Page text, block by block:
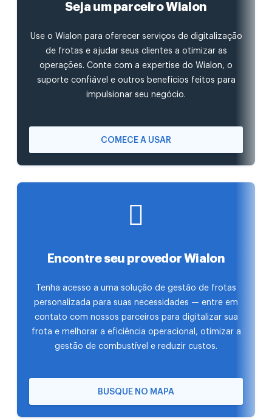
Seja um parceiro Wialon
Use o Wialon para oferecer serviços de digitalização
de frotas e ajudar seus clientes a otimizar as
operações. Conte com a expertise do Wialon, o
suporte confiável e outros benefícios feitos para
impulsionar seu negócio.
COMECE A USAR
Encontre seu provedor Wialon
Tenha acesso a uma solução de gestão de frotas
personalizada para suas necessidades — entre em
contato com nossos parceiros para digitalizar sua
frota e melhorar a eficiência operacional, otimizar a
gestão de combustível e reduzir custos.
BUSQUE NO MAPA